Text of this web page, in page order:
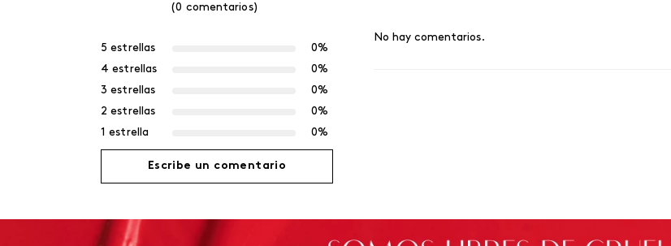
(0 comentarios)
5 estrellas
0%
4 estrellas
0%
3 estrellas
0%
2 estrellas
0%
1 estrella
0%
Escribe un comentario
Agregar comentario
No hay comentarios.